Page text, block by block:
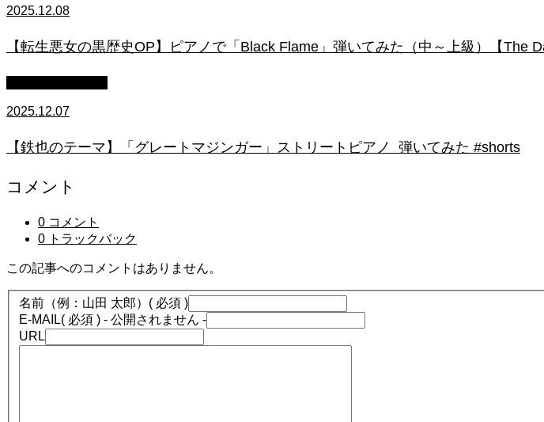
2025.12.08
【転生悪女の黒歴史OP】ピアノで「Black Flame」弾いてみた（中～上級）【The
2025.12.07
【鉄也のテーマ】「グレートマジンガー」ストリートピアノ 弾いてみた #shorts
コメント
0 コメント
0 トラックバック
この記事へのコメントはありません。
名前（例：山田 太郎） ( 必須 )
E-MAIL( 必須 ) - 公開されません -
URL